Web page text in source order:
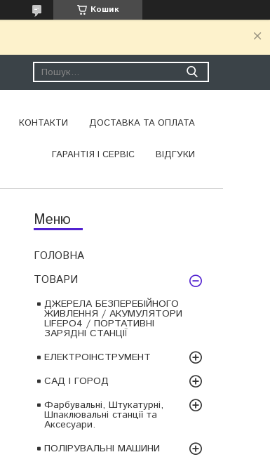
Кошик
КОНТАКТИ ДОСТАВКА ТА ОПЛАТА
ГАРАНТІЯ І СЕРВІС ВІДГУКИ
ГОЛОВНА
ТОВАРИ
ДЖЕРЕЛА БЕЗПЕРЕБІЙНОГО
ЖИВЛЕННЯ / АКУМУЛЯТОРИ
LIFEPO4 / ПОРТАТИВНІ
ЗАРЯДНІ СТАНЦІЇ
ЕЛЕКТРОІНСТРУМЕНТ
САД І ГОРОД
Фарбувальні, Штукатурні,
Шпаклювальні станції та
Аксесуари.
ПОЛІРУВАЛЬНІ МАШИНИ